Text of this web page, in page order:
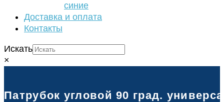
синие
Доставка и оплата
Контакты
Искать
×
Патрубок угловой 90 град.